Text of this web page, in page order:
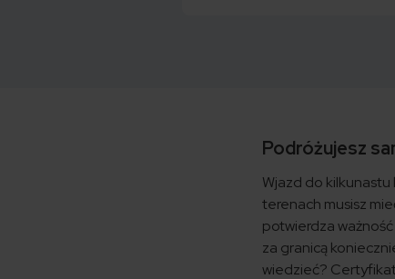
Podróżujesz
Wjazd do kilkunastu
terenach musisz
potwierdza
za granicą
wiedzieć?